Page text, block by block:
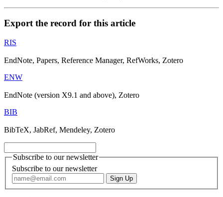
Export the record for this article
RIS
EndNote, Papers, Reference Manager, RefWorks, Zotero
ENW
EndNote (version X9.1 and above), Zotero
BIB
BibTeX, JabRef, Mendeley, Zotero
Subscribe to our newsletter
Subscribe to our newsletter